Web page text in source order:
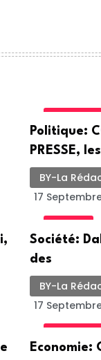
Politique:
PRESSE, les
BY-La
17
Société:
des
BY-La
17
Economie: